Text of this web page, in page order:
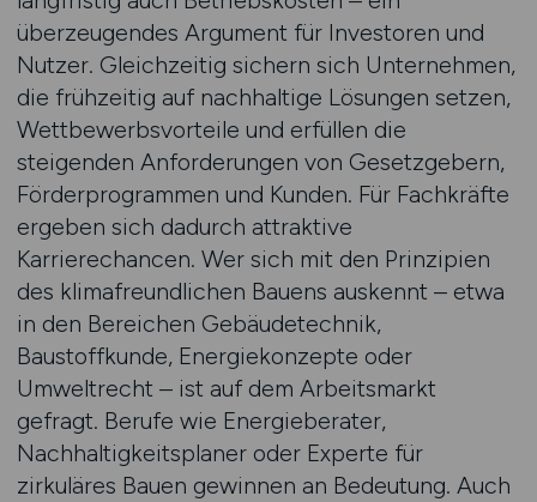
überzeugendes Argument für Investoren und
Nutzer. Gleichzeitig sichern sich Unternehmen,
die frühzeitig auf nachhaltige Lösungen setzen,
Wettbewerbsvorteile und erfüllen die
steigenden Anforderungen von Gesetzgebern,
Förderprogrammen und Kunden. Für Fachkräfte
ergeben sich dadurch attraktive
Karrierechancen. Wer sich mit den Prinzipien
des klimafreundlichen Bauens auskennt – etwa
in den Bereichen Gebäudetechnik,
Baustoffkunde, Energiekonzepte oder
Umweltrecht – ist auf dem Arbeitsmarkt
gefragt. Berufe wie Energieberater,
Nachhaltigkeitsplaner oder Experte für
zirkuläres Bauen gewinnen an Bedeutung. Auch